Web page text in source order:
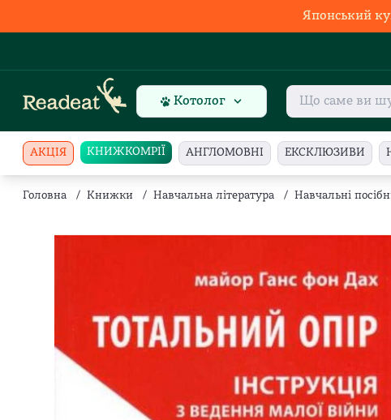
Японський
Котолог
АКЦІЯ КНИЖКОМРІЇ АНГЛОМОВНІ ЕКСКЛЮЗИВИ
Головна / Книжки / Навчальна література / Навчальні